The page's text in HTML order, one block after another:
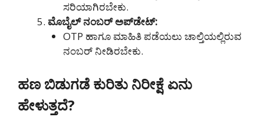
ಸರಿಯಾಗಿರಬೇಕು.
ಮೊಬೈಲ್ ನಂಬರ್ ಅಪ್‌ಡೇಟ್:
OTP ಹಾಗೂ ಮಾಹಿತಿ ಪಡೆಯಲು ಚಾಲ್ತಿಯಲ್ಲಿರುವ
ನಂಬರ್ ನೀಡಿರಬೇಕು.
ಹಣ ಬಿಡುಗಡೆ ಕುರಿತು ನಿರೀಕ್ಷೆ ಏನು
ಹೇಳುತ್ತದೆ?